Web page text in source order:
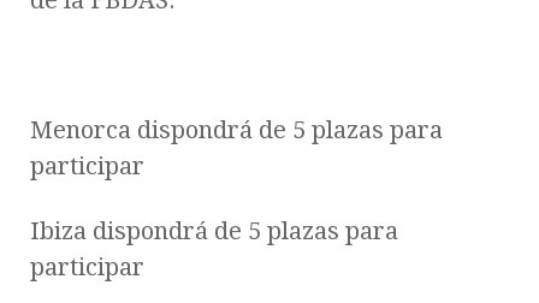
Menorca dispondrá de 5 plazas para
participar
Ibiza dispondrá de 5 plazas para
participar